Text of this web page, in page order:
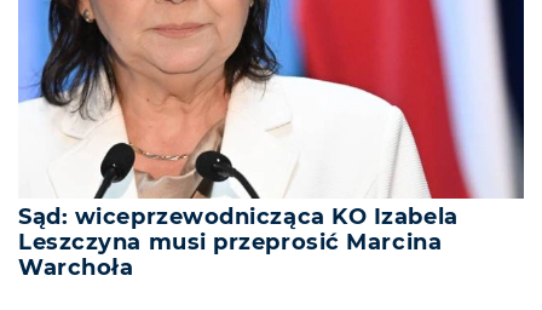
Sąd: wiceprzewodnicząca KO Izabela
Leszczyna musi przeprosić Marcina
Warchoła